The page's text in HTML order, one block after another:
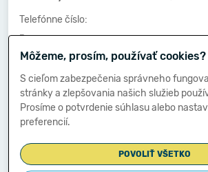
Telefónne číslo:
-
Faxové číslo:
-
E-mailová adresa:
-
Zostavená dňa:
Môžeme, prosím, používať cookies?
S cieľom zabezpečenia správneho
stránky a zlepšovania našich služieb
Prosíme o potvrdenie súhlasu alebo
preferencií.
POVOLIŤ VŠETKO